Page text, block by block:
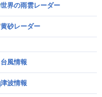
世界の雨雲レーダー
黄砂レーダー
台風情報
津波情報